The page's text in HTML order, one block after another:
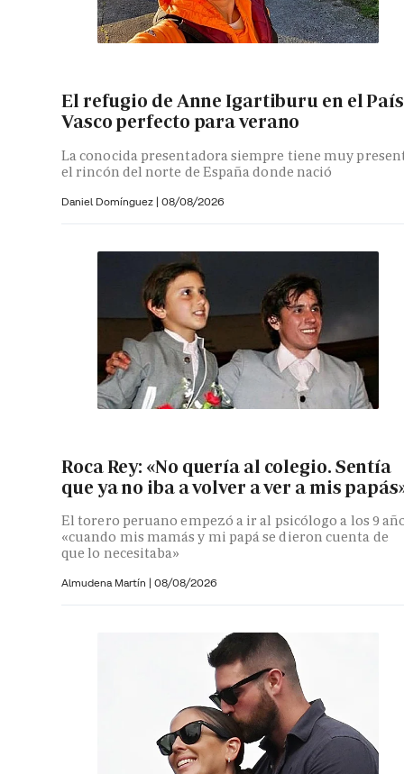
El refugio de Anne Igartiburu en el País
Vasco perfecto para verano
La conocida presentadora siempre tiene muy
el rincón del norte de España donde nació
Daniel Domínguez | 08/08/2026
Roca Rey: «No quería al colegio. Sentía
que ya no iba a volver a ver a mis
El torero peruano empezó a ir al psicólogo a los 9
«cuando mis mamás y mi papá se dieron cuenta de
que lo necesitaba»
Almudena Martín | 08/08/2026